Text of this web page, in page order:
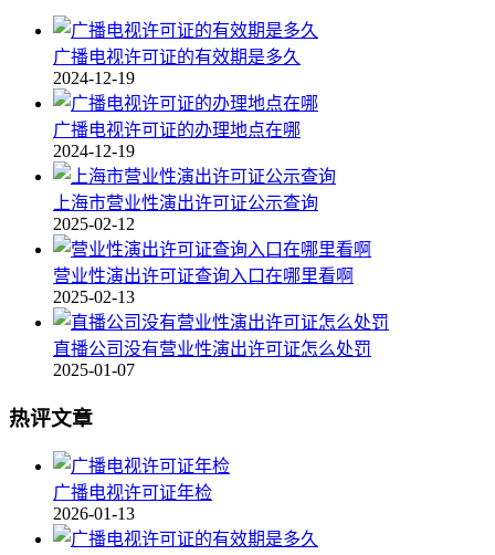
广播电视许可证的有效期是多久
2024-12-19
广播电视许可证的办理地点在哪
2024-12-19
上海市营业性演出许可证公示查询
2025-02-12
营业性演出许可证查询入口在哪里看啊
2025-02-13
直播公司没有营业性演出许可证怎么处罚
2025-01-07
热评文章
广播电视许可证年检
2026-01-13